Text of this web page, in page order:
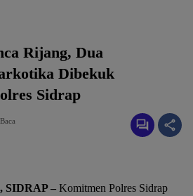
Rijang, Dua
Dibekuk
Sidrap
SIDRAP – Komitmen Polres Sidrap